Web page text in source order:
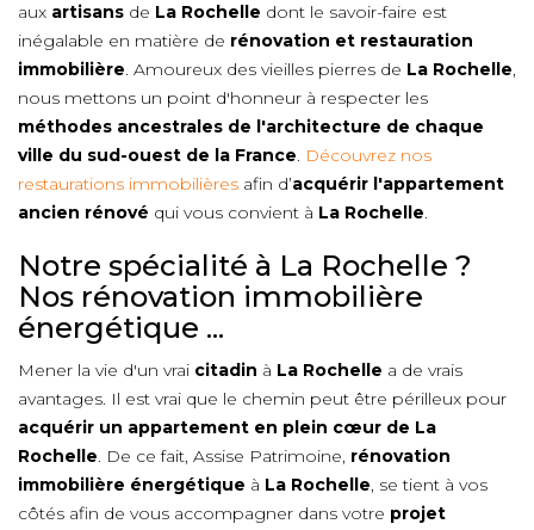
aux artisans de La Rochelle dont le savoir-faire est
inégalable en matière de rénovation et restauration
immobilière. Amoureux des vieilles pierres de La Rochelle,
nous mettons un point d'honneur à respecter les
méthodes ancestrales de l'architecture de chaque
ville du sud-ouest de la France. Découvrez nos
restaurations immobilières afin d’acquérir l'appartement
ancien rénové qui vous convient à La Rochelle.
Notre spécialité à La Rochelle ?
Nos rénovation immobilière
énergétique ...
Mener la vie d'un vrai citadin à La Rochelle a de vrais
avantages. Il est vrai que le chemin peut être périlleux pour
acquérir un appartement en plein cœur de La
Rochelle. De ce fait, Assise Patrimoine, rénovation
immobilière énergétique à La Rochelle, se tient à vos
côtés afin de vous accompagner dans votre projet